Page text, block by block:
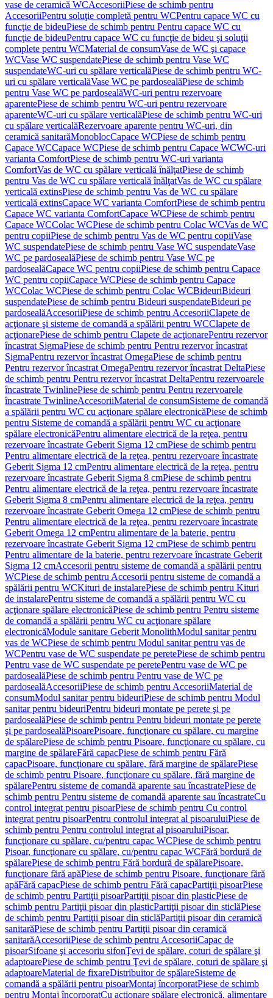
vase de ceramică WCAccesoriiPiese de schimb pentru
AccesoriiPentru soluţie completă pentru WCPentru capace WC cu
funcţie de bideuPiese de schimb pentru Pentru capace WC cu
funcţie de bideuPentru capace WC cu funcţie de bideu şi soluţii
complete pentru WCMaterial de consumVase de WC şi capace
WCVase WC suspendatePiese de schimb pentru Vase WC
suspendateWC-uri cu spălare verticalăPiese de schimb pentru WC-
uri cu spălare verticalăVase WC pe pardosealăPiese de schimb
pentru Vase WC pe pardosealăWC-uri pentru rezervoare
aparentePiese de schimb pentru WC-uri pentru rezervoare
aparenteWC-uri cu spălare verticalăPiese de schimb pentru WC-uri
cu spălare verticalăRezervoare aparente pentru WC-uri, din
ceramică sanitarăMonoblocCapace WCPiese de schimb pentru
Capace WCCapace WCPiese de schimb pentru Capace WCWC-uri
varianta ComfortPiese de schimb pentru WC-uri varianta
ComfortVas de WC cu spălare verticală înălţatPiese de schimb
pentru Vas de WC cu spălare verticală înălţatVas de WC cu spălare
verticală extinsPiese de schimb pentru Vas de WC cu spălare
verticală extinsCapace WC varianta ComfortPiese de schimb pentru
Capace WC varianta ComfortCapace WCPiese de schimb pentru
Capace WCColac WCPiese de schimb pentru Colac WCVas de WC
pentru copiiPiese de schimb pentru Vas de WC pentru copiiVase
WC suspendatePiese de schimb pentru Vase WC suspendateVase
WC pe pardosealăPiese de schimb pentru Vase WC pe
pardosealăCapace WC pentru copiiPiese de schimb pentru Capace
WC pentru copiiCapace WCPiese de schimb pentru Capace
WCColac WCPiese de schimb pentru Colac WCBideuriBideuri
suspendatePiese de schimb pentru Bideuri suspendateBideuri pe
pardosealăAccesoriiPiese de schimb pentru AccesoriiClapete de
acţionare şi sisteme de comandă a spălării pentru WCClapete de
acţionarePiese de schimb pentru Clapete de acţionarePentru rezervor
încastrat SigmaPiese de schimb pentru Pentru rezervor încastrat
SigmaPentru rezervor încastrat OmegaPiese de schimb pentru
Pentru rezervor încastrat OmegaPentru rezervor încastrat DeltaPiese
de schimb pentru Pentru rezervor încastrat DeltaPentru rezervoarele
încastrate TwinlinePiese de schimb pentru Pentru rezervoarele
încastrate TwinlineAccesoriiMaterial de consumSisteme de comandă
a spălării pentru WC cu acţionare spălare electronicăPiese de schimb
pentru Sisteme de comandă a spălării pentru WC cu acţionare
spălare electronicăPentru alimentare electrică de la reţea, pentru
rezervoare încastrate Geberit Sigma 12 cmPiese de schimb pentru
Pentru alimentare electrică de la reţea, pentru rezervoare încastrate
Geberit Sigma 12 cmPentru alimentare electrică de la reţea, pentru
rezervoare încastrate Geberit Sigma 8 cmPiese de schimb pentru
Pentru alimentare electrică de la reţea, pentru rezervoare încastrate
Geberit Sigma 8 cmPentru alimentare electrică de la reţea, pentru
rezervoare încastrate Geberit Omega 12 cmPiese de schimb pentru
Pentru alimentare electrică de la reţea, pentru rezervoare încastrate
Geberit Omega 12 cmPentru alimentare de la baterie, pentru
rezervoare încastrate Geberit Sigma 12 cmPiese de schimb pentru
Pentru alimentare de la baterie, pentru rezervoare încastrate Geberit
Sigma 12 cmAccesorii pentru sisteme de comandă a spălării pentru
WCPiese de schimb pentru Accesorii pentru sisteme de comandă a
spălării pentru WCKituri de instalarePiese de schimb pentru Kituri
de instalarePentru sisteme de comandă a spălării pentru WC cu
acţionare spălare electronicăPiese de schimb pentru Pentru sisteme
de comandă a spălării pentru WC cu acţionare spălare
electronicăModule sanitare Geberit MonolithModul sanitar pentru
vas de WCPiese de schimb pentru Modul sanitar pentru vas de
WCPentru vase de WC suspendate pe peretePiese de schimb pentru
Pentru vase de WC suspendate pe peretePentru vase de WC pe
pardosealăPiese de schimb pentru Pentru vase de WC pe
pardosealăAccesoriiPiese de schimb pentru AccesoriiMaterial de
consumModul sanitar pentru bideuriPiese de schimb pentru Modul
sanitar pentru bideuriPentru bideuri montate pe perete şi pe
pardosealăPiese de schimb pentru Pentru bideuri montate pe perete
şi pe pardosealăPisoarePisoare, funcţionare cu spălare, cu margine
de spălarePiese de schimb pentru Pisoare, funcţionare cu spălare, cu
margine de spălareFără capacPiese de schimb pentru Fără
capacPisoare, funcţionare cu spălare, fără margine de spălarePiese
de schimb pentru Pisoare, funcţionare cu spălare, fără margine de
spălarePentru sisteme de comandă aparente sau încastratePiese de
schimb pentru Pentru sisteme de comandă aparente sau încastrateCu
control integrat pentru pisoarPiese de schimb pentru Cu control
integrat pentru pisoarPentru controlul integrat al pisoaruluiPiese de
schimb pentru Pentru controlul integrat al pisoaruluiPisoar,
funcţionare cu spălare, cu/pentru capac WCPiese de schimb pentru
Pisoar, funcţionare cu spălare, cu/pentru capac WCFără bordură de
spălarePiese de schimb pentru Fără bordură de spălarePisoare,
funcţionare fără apăPiese de schimb pentru Pisoare, funcţionare fără
apăFără capacPiese de schimb pentru Fără capacPartiţii pisoarPiese
de schimb pentru Partiţii pisoarPartiţii pisoar din plasticPiese de
schimb pentru Partiţii pisoar din plasticPartiţii pisoar din sticlăPiese
de schimb pentru Partiţii pisoar din sticlăPartiţii pisoar din ceramică
sanitarăPiese de schimb pentru Partiţii pisoar din ceramică
sanitarăAccesoriiPiese de schimb pentru AccesoriiCapac de
pisoarSifoane şi accesoriu sifonŢevi de spălare, coturi de spălare şi
adaptoarePiese de schimb pentru Ţevi de spălare, coturi de spălare şi
adaptoareMaterial de fixareDistribuitor de spălareSisteme de
comandă a spălării pentru pisoarMontaj încorporatPiese de schimb
pentru Montaj încorporatCu acţionare spălare electronică, alimentare